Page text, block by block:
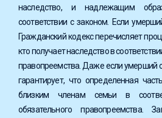
наследство, и надлежащим
соответствии с законом. Если
Гражданский кодекс перечисляет
кто получает наследство в
правопреемства. Даже если умерший
гарантирует, что определенная
близким членам семьи в
обязательного правопреемства.